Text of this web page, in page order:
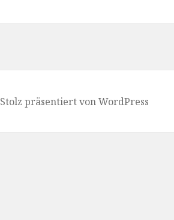
Stolz präsentiert von WordPress